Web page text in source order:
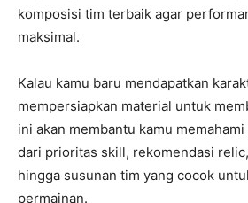
komposisi tim terbaik agar
maksimal.
Kalau kamu baru mendapatkan
mempersiapkan material untuk
ini akan membantu kamu
dari prioritas skill, rekomendasi
hingga susunan tim yang cocok
permainan.